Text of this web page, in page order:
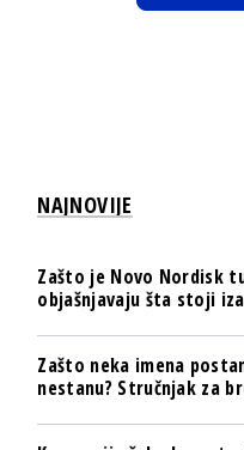
NAJNOVIJE
Zašto je Novo Nordisk
objašnjavaju šta stoji
Zašto neka imena
nestanu? Stručnjak za